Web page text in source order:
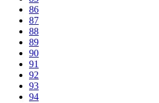
86
87
88
89
90
91
92
93
94